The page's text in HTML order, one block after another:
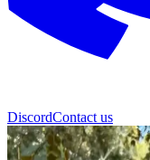
DiscordContact us